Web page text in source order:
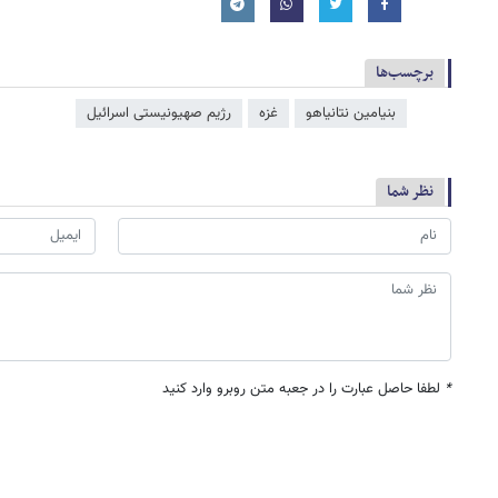
برچسب‌ها
بنیامین نتانیاهو غزه رژیم صهیونیستی اسرائیل
نظر شما
* لطفا حاصل عبارت را در جعبه متن روبرو وارد کنید